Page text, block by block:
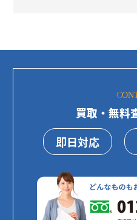
買取・無料
即日対応